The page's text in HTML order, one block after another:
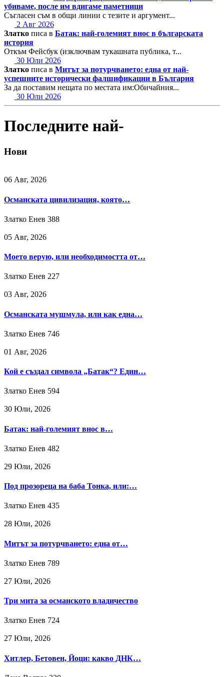
убиваме, после им вдигаме паметници
Съгласен съм в общи линии с тезите и аргумент...
2 Авг 2026
Златко писа в Батак: най-големият внос в българската
история
Откъм Фейсбук (изключвам тукашната публика, т...
30 Юли 2026
Златко писа в Митът за потурчването: една от най-
успешните исторически фалшификации в България
За да поставим нещата по местата им:Обичайния...
30 Юли 2026
Последните най-
Нови
06 Авг, 2026
Османската цивилизация, която…
Златко Енев 388
05 Авг, 2026
Моето верую, или необходимостта от…
Златко Енев 227
03 Авг, 2026
Османската мушмула, или как една…
Златко Енев 746
01 Авг, 2026
Кой е създал символа „Батак“? Един…
Златко Енев 594
30 Юли, 2026
Батак: най-големият внос в…
Златко Енев 482
29 Юли, 2026
Под прозореца на баба Тонка, или:…
Златко Енев 435
28 Юли, 2026
Митът за потурчването: една от…
Златко Енев 789
27 Юли, 2026
Три мита за османското владичество
Златко Енев 724
27 Юли, 2026
Хитлер, Бетовен, Йоци: какво ДНК…